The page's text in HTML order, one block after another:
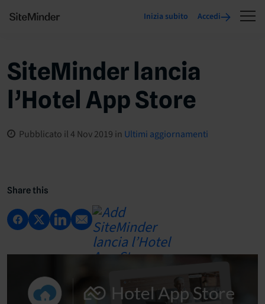
Inizia subito Accedi
SiteMinder lancia
l’Hotel App Store
Pubblicato il4 Nov 2019 in Ultimi aggiornamenti
Share this